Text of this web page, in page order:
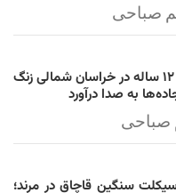
صباحی
توقیف پژو ۴۰۵ با راننده ۱۲ ساله در خراسان شمالی زنگ
به صدا درآورد
صباحی
سنگین قاچاق در مرند؛